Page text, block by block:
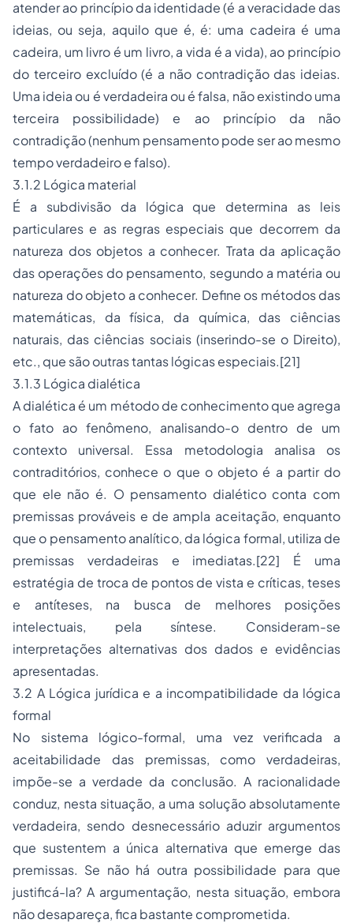
atender ao princípio da identidade (é a veracidade das
ideias, ou seja, aquilo que é, é: uma cadeira é uma
cadeira, um livro é um livro, a vida é a vida), ao princípio
do terceiro excluído (é a não contradição das ideias.
Uma ideia ou é verdadeira ou é falsa, não existindo uma
terceira possibilidade) e ao princípio da não
contradição (nenhum pensamento pode ser ao mesmo
tempo verdadeiro e falso).
3.1.2 Lógica material
É a subdivisão da lógica que determina as leis
particulares e as regras especiais que decorrem da
natureza dos objetos a conhecer. Trata da aplicação
das operações do pensamento, segundo a matéria ou
natureza do objeto a conhecer. Define os métodos das
matemáticas, da física, da química, das ciências
naturais, das ciências sociais(inserindo-se o Direito),
etc., que são outras tantas lógicas especiais.[21]
3.1.3 Lógica dialética
A dialética é um método de conhecimento que agrega
o fato ao fenômeno, analisando-o dentro de um
contexto universal. Essa metodologia analisa os
contraditórios, conhece o que o objeto é a partir do
que ele não é. O pensamento dialético conta com
premissas prováveis e de ampla aceitação, enquanto
que o pensamento analítico, da lógica formal, utiliza de
premissas verdadeiras e imediatas.[22] É uma
estratégia de troca de pontos de vista e críticas, teses
e antíteses, na busca de melhores posições
intelectuais, pela síntese. Consideram-se
interpretações alternativas dos dados e evidências
apresentadas.
3.2 A Lógica jurídica e a incompatibilidade da lógica
formal
No sistema lógico-formal, uma vez verificada a
aceitabilidade das premissas, como verdadeiras,
impõe-se a verdade da conclusão. A racionalidade
conduz, nesta situação, a uma solução absolutamente
verdadeira, sendo desnecessário aduzir argumentos
que sustentem a única alternativa que emerge das
premissas. Se não há outra possibilidade para que
justificá-la? A argumentação, nesta situação, embora
não desapareça, fica bastante comprometida.